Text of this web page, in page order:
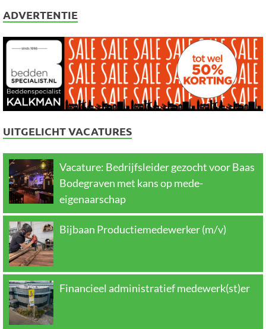
ADVERTENTIE
UITGELICHT VACATURES
Vacature: Bedrijfsleider gezocht voor Baas
Bodegraven met kans op mede-
eigenaarschap
Bijbaan Productiemedewerker (m/v)
Financieel administratief medewerk(st)er